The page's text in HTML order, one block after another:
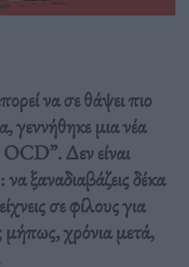
να σε θάψει πιο
γεννήθηκε μια νέα
Δεν είναι
ξαναδιαβάζεις δέκα
σε φίλους για
μήπως, χρόνια μετά,